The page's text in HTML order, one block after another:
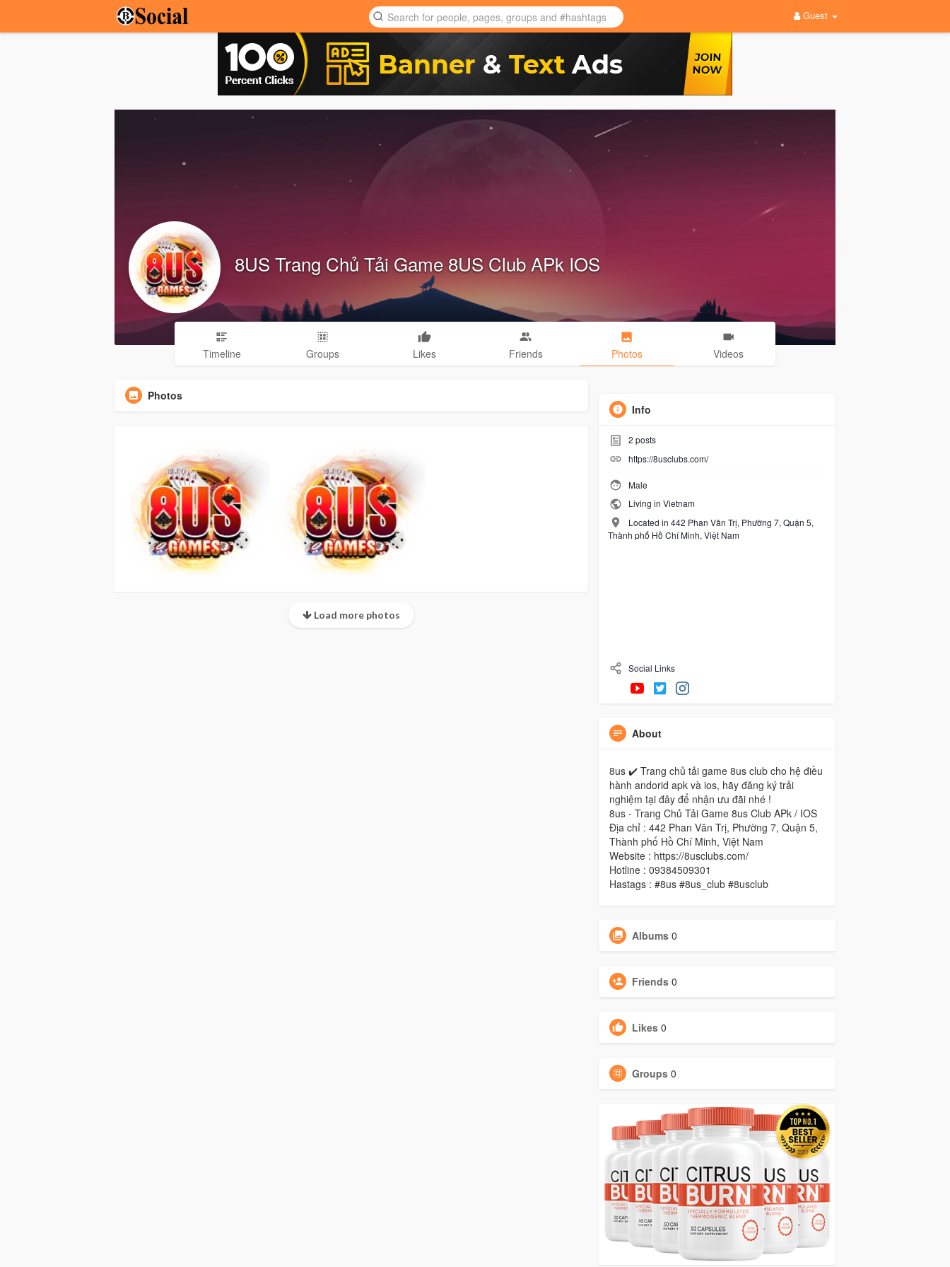
Guest
8US Trang Chủ Tải Game 8US Club APk IOS
Timeline Groups Likes Friends Photos Videos
Photos
Load more photos
Info
2 posts
https://8usclubs.com/
Male
Living in Vietnam
Located in 442 Phan Văn Trị, Phường 7, Quận 5,
Thành phố Hồ Chí Minh, Việt Nam
Social Links
About
8us ✔️ Trang chủ tải game 8us club cho hệ điều
hành andorid apk và ios, hãy đăng ký trải
nghiệm tại đây để nhận ưu đãi nhé !
8us - Trang Chủ Tải Game 8us Club APk / IOS
Địa chỉ : 442 Phan Văn Trị, Phường 7, Quận 5,
Thành phố Hồ Chí Minh, Việt Nam
Website : https://8usclubs.com/
Hotline : 09384509301
Hastags : #8us #8us_club #8usclub
Albums 0
Friends 0
Likes 0
Groups 0